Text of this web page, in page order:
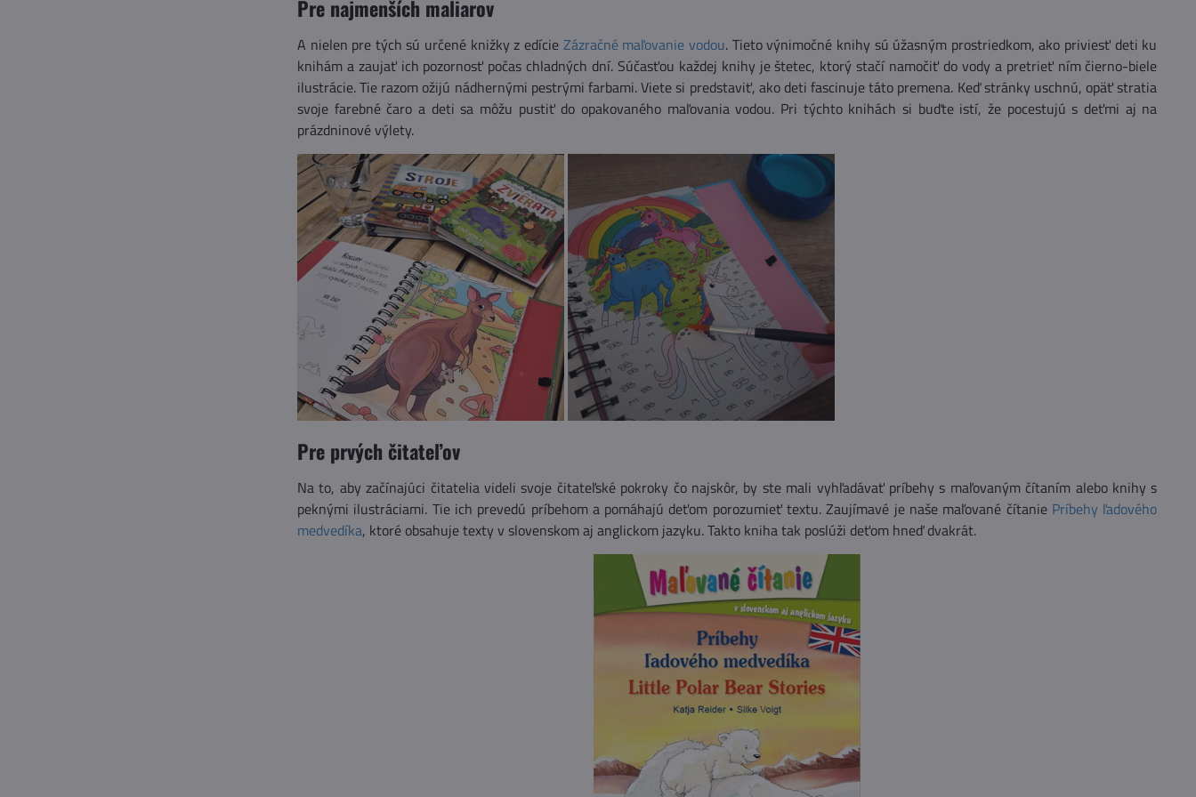
Pre najmenších maliarov
A nielen pre tých sú určené knižky z edície Zázračné maľovanie vodou. Tieto výnimočné knihy sú úžasným prostriedkom, ako priviesť deti ku
knihám a zaujať ich pozornosť počas chladných dní. Súčasťou každej knihy je štetec, ktorý stačí namočiť do vody a pretrieť ním čierno-biele
ilustrácie. Tie razom ožijú nádhernými pestrými farbami. Viete si predstaviť, ako deti fascinuje táto premena. Keď stránky uschnú, opäť stratia
svoje farebné čaro a deti sa môžu pustiť do opakovaného maľovania vodou. Pri týchto knihách si buďte istí, že pocestujú s deťmi aj na
prázdninové výlety.
Pre prvých čitateľov
Na to, aby začínajúci čitatelia videli svoje čitateľské pokroky čo najskôr, by ste mali vyhľadávať príbehy s maľovaným čítaním alebo knihy s
peknými ilustráciami. Tie ich prevedú príbehom a pomáhajú deťom porozumieť textu. Zaujímavé je naše maľované čítanie Príbehy ľadového
medvedíka, ktoré obsahuje texty v slovenskom aj anglickom jazyku. Takto kniha tak poslúži deťom hneď dvakrát.